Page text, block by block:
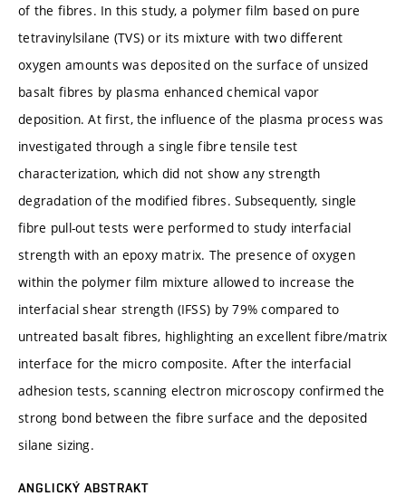
of the fibres. In this study, a polymer film based on pure
tetravinylsilane (TVS) or its mixture with two different
oxygen amounts was deposited on the surface of unsized
basalt fibres by plasma enhanced chemical vapor
deposition. At first, the influence of the plasma process was
investigated through a single fibre tensile test
characterization, which did not show any strength
degradation of the modified fibres. Subsequently, single
fibre pull-out tests were performed to study interfacial
strength with an epoxy matrix. The presence of oxygen
within the polymer film mixture allowed to increase the
interfacial shear strength (IFSS) by 79% compared to
untreated basalt fibres, highlighting an excellent fibre/matrix
interface for the micro composite. After the interfacial
adhesion tests, scanning electron microscopy confirmed the
strong bond between the fibre surface and the deposited
silane sizing.
ANGLICKÝ ABSTRAKT